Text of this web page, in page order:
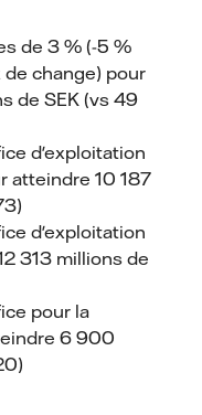
de 3 % (-5 %
change) pour
de SEK (vs 49
d'exploitation
atteindre 10 187
d'exploitation
313 millions de
pour la
6 900